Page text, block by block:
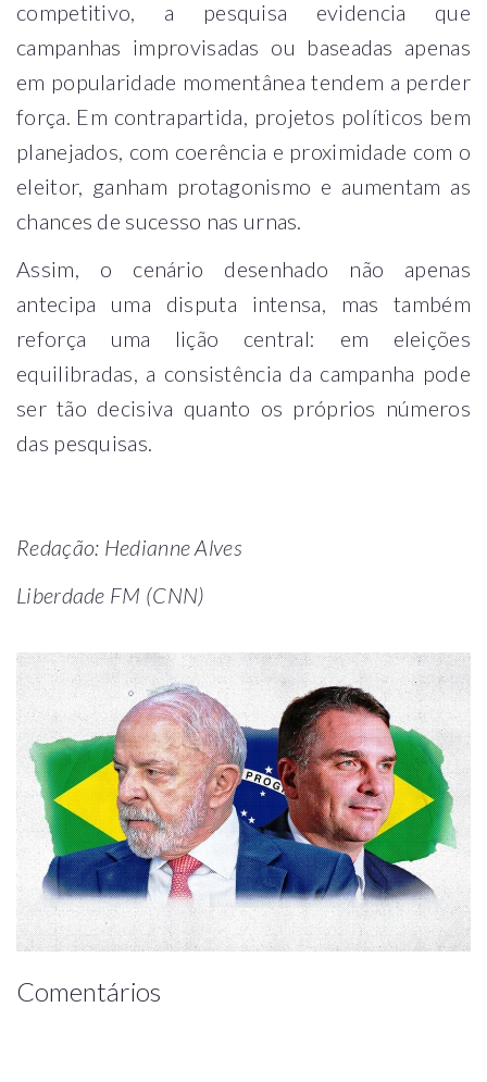
competitivo, a pesquisa evidencia que
campanhas improvisadas ou baseadas apenas
em popularidade momentânea tendem a perder
força. Em contrapartida, projetos políticos bem
planejados, com coerência e proximidade com o
eleitor, ganham protagonismo e aumentam as
chances de sucesso nas urnas.
Assim, o cenário desenhado não apenas
antecipa uma disputa intensa, mas também
reforça uma lição central: em eleições
equilibradas, a consistência da campanha pode
ser tão decisiva quanto os próprios números
das pesquisas.
Redação: Hedianne Alves
Liberdade FM (CNN)
Comentários